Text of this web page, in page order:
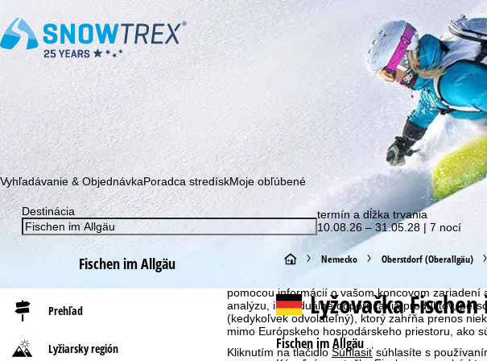
Upozornenie na súbory cookies
S cieľom optimalizovať naše webové stránky
pomocou informácií o vašom koncovom
analýzu, individuálne odporúčania produktov,
(kedykoľvek odvolateľný), ktorý zahŕňa prenos
mimo Európskeho hospodárskeho priestoru, ako
Kliknutím na tlačidloSúhlasiťsúhlasíte s
Prihláste sa k odberu nášho newslettera a buďte prvý, kto sa dozvie o našich zľavových
Vyhľadávanie & ObjednávkaPoradca stredískMoje obľúbené
Destinácia
termín a dĺžka trvania
10.08.26 – 31.05.28 | 7 nocí
Fischen im Allgäu
Prehľad
Lyžiarsky región
H
l
a
v
Nemecko Oberstdorf (Oberallgäu)
Lyžovačka
Fischen im Allgäu